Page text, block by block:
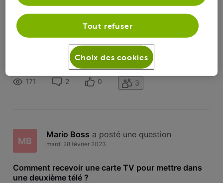
MB
Comment recevoir une carte TV pour
mettre dans une deuxième télé ?
​Bonjour,​ ​Je possède un voo corder. J' aimerai recevoir une
carte TV numérique pour un second téléviseur
supplémentaire.​ ​Comment dois je procéder?​ ​Merci​
171 2 0 3
MB
Mario Boss a posté une question
mardi 28 février 2023
Comment recevoir une carte TV pour mettre dans
une deuxième télé ?
Tout refuser
Choix des cookies